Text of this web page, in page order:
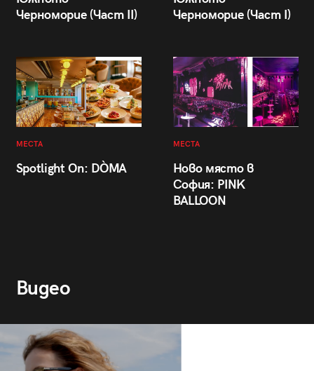
Черноморие (Част II)
Черноморие (Част I)
МЕСТА
Spotlight On: DÒMA
МЕСТА
Ново място в
София: PINK
BALLOON
Видео